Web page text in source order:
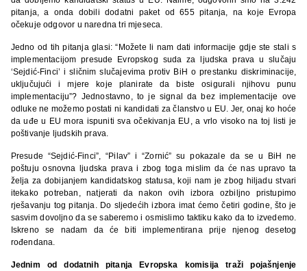
pitanja, a onda dobili dodatni paket od 655 pitanja, na koje Evropa
očekuje odgovor u naredna tri mjeseca.
Jedno od tih pitanja glasi: “Možete li nam dati informacije gdje ste stali s
implementacijom presude Evropskog suda za ljudska prava u slučaju
‘Sejdić-Finci’ i sličnim slučajevima protiv BiH o prestanku diskriminacije,
uključujući i mjere koje planirate da biste osigurali njihovu punu
implementaciju”? Jednostavno, to je signal da bez implementacije ove
odluke ne možemo postati ni kandidati za članstvo u EU. Jer, onaj ko hoće
da uđe u EU mora ispuniti sva očekivanja EU, a vrlo visoko na toj listi je
poštivanje ljudskih prava.
Presude “Sejdić-Finci”, “Pilav” i “Zornić” su pokazale da se u BiH ne
poštuju osnovna ljudska prava i zbog toga mislim da će nas upravo ta
želja za dobijanjem kandidatskog statusa, koji nam je zbog hiljadu stvari
itekako potreban, natjerati da nakon ovih izbora ozbiljno pristupimo
rješavanju tog pitanja. Do sljedećih izbora imat ćemo četiri godine, što je
sasvim dovoljno da se saberemo i osmislimo taktiku kako da to izvedemo.
Iskreno se nadam da će biti implementirana prije njenog desetog
rođendana.
Jednim od dodatnih pitanja Evropska komisija traži pojašnjenje